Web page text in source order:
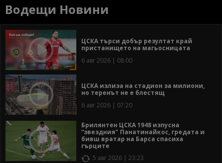
Водещи Новини
ЦСКА търси добър резултат край
пристанището на магьосницата
6 авг 2026 | 08:00
ЦСКА излиза на стадион за милиони,
но теренът не е блестящ
6 авг 2026 | 07:20
Брилянтен ЦСКА 1948 изпусна
“звездния" Панатинайкос, гредата и
бивш вратар на Барса спасиха
гърците
5 авг 2026 | 23:23